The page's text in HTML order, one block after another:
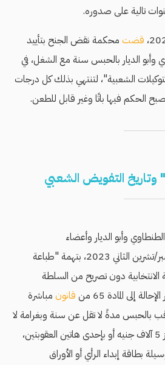
قضت محكمة نقض الجنح بتأييد
وأبو الديار بالحبس سنة مع الشغل، في
الشعبية"، لتنتهي بذلك كل درجات
الحكم فيها باتًا وغير قابل للطعن.
التفويض الشعبي
وأبو الديار وأعضاء
في 7 نوفمبر/تشرين الثاني 2023، بتهمة "طباعة
دون تصريح من السلطة
إلى المادة 65 من
قانون مباشرة
بالحبس مدةً لا تقل عن سنة وبغرامة لا
تقل عن ألف جنيه ولا تجاوز 5 آلاف جنيه أو بإحدى هاتين العقوبتين،
بطاقة إبداء الرأي أو الأوراق